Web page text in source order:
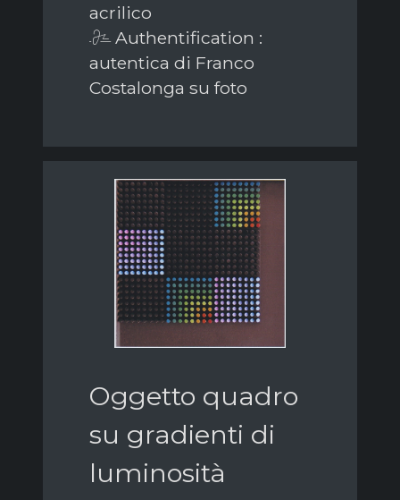
acrilico
Authentification :
autentica di Franco
Costalonga su foto
Oggetto quadro
su gradienti di
luminosità